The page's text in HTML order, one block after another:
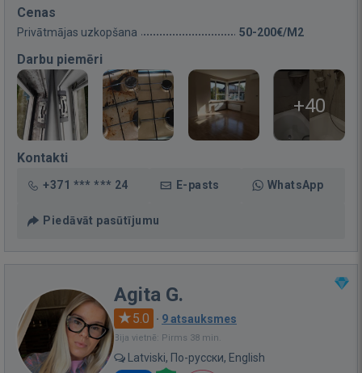
Cenas
Privātmājas uzkopšana 50-200€/M2
Darbu piemēri
+40
Kontakti
+371 *** *** 24 E-pasts WhatsApp
Piedāvāt pasūtījumu
Agita G.
5.0 · 9 atsauksmes
Bija vietnē: Pirms 38 min.
Latviski, По-русски, English